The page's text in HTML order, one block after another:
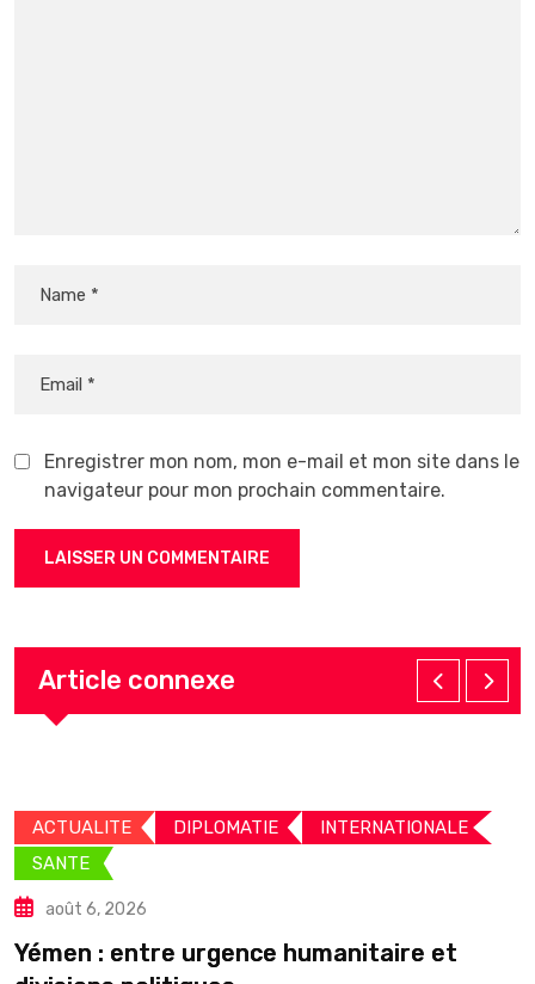
Enregistrer mon nom, mon e-mail et mon site dans le
navigateur pour mon prochain commentaire.
Article connexe
ACTUALITE DIPLOMATIE
INTERNATIONALE
SANTE
août 6, 2026
Yémen : entre urgence humanitaire et